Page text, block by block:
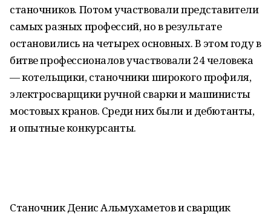
станочников. Потом участвовали представители
самых разных профессий, но в результате
остановились на четырех основных. В этом году в
битве профессионалов участвовали 24 человека
— котельщики, станочники широкого профиля,
электросварщики ручной сварки и машинисты
мостовых кранов. Среди них были и дебютанты,
и опытные конкурсанты.
Станочник Денис Альмухаметов и сварщик